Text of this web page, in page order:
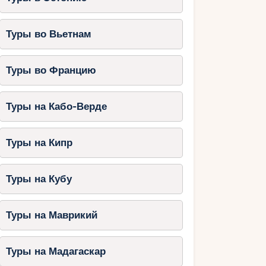
Туры во Вьетнам
Туры во Францию
Туры на Кабо-Верде
Туры на Кипр
Туры на Кубу
Туры на Маврикий
Туры на Мадагаскар